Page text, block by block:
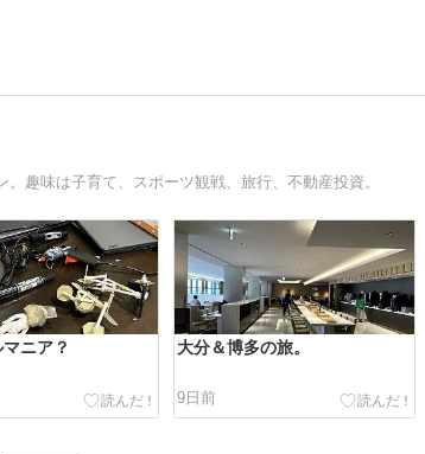
趣味は子育て、スポーツ観戦、旅行、不動産投資。
ニア？ 大分＆博多の旅。
9日前